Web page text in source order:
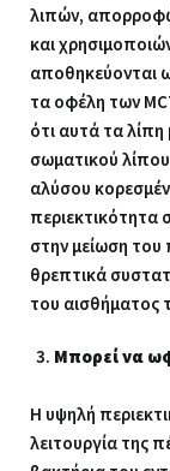
λιπών,
και
αποθηκεύονται
τα οφέλη των
ότι αυτά τα
σωματικού
αλύσου
περιεκτικότητα
στην μείωση
θρεπτικά
του αισθήματος
Μπορεί να
Η υψηλή
λειτουργία της